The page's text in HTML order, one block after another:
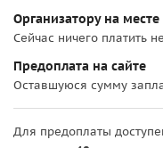
Организатору на месте
Сейчас ничего платить
Предоплата на сайте
Оставшуюся сумму
Для предоплаты